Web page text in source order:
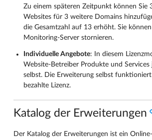
Zu einem späteren Zeitpunkt können Sie
Websites für 3 weitere Domains
die Gesamtzahl auf 13 erhöht. Sie
Monitoring-Server stornieren.
Individuelle Angebote: In diesem
Website-Betreiber Produkte und Services
selbst. Die Erweiterung selbst
bezahlte Lizenz.
Katalog der Erweiterungen
Der Katalog der Erweiterungen ist ein